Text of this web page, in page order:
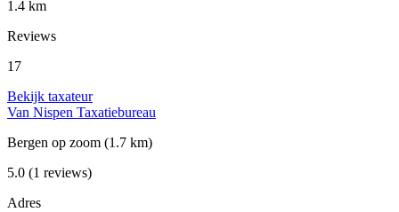
1.4 km
Reviews
17
Bekijk taxateur
Van Nispen Taxatiebureau
Bergen op zoom (1.7 km)
5.0 (1 reviews)
Adres